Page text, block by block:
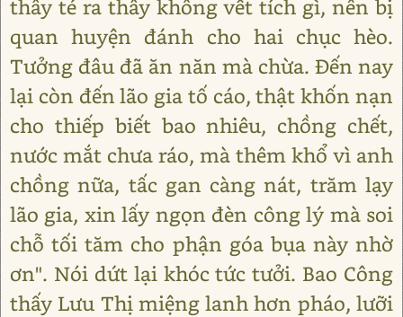
thây té ra thây không vết tích gì, nên bị
quan huyện đánh cho hai chục hèo.
Tưởng đâu đã ăn năn mà chừa. Đến nay
lại còn đến lão gia tố cáo, thật khốn nạn
cho thiếp biết bao nhiêu, chồng chết,
nước mắt chưa ráo, mà thêm khổ vì anh
chồng nữa, tấc gan càng nát, trăm lạy
lão gia, xin lấy ngọn đèn công lý mà soi
chỗ tối tăm cho phận góa bụa này nhờ
ơn". Nói dứt lại khóc tức tưởi. Bao Công
thấy Lưu Thị miệng lanh hơn pháo, lưỡi